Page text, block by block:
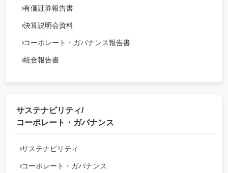
有価証券報告書
決算説明会資料
コーポレート・ガバナンス報告書
統合報告書
サステナビリティ/
コーポレート・ガバナンス
サステナビリティ
コーポレート・ガバナンス